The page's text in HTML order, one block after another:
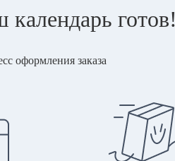
готов!
оформления заказа